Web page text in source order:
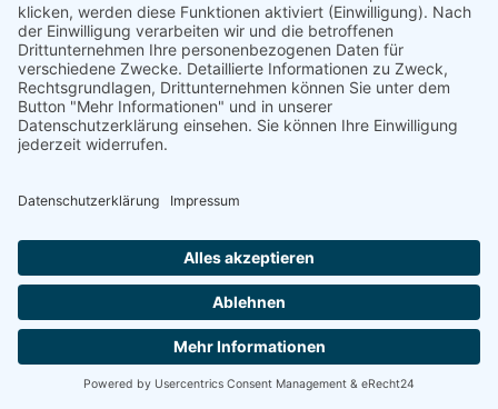
Weiterbildungsmöglichkeiten
JobRad
EGYM Wellpass
Interessiert?
Bitte senden Sie Ihre vollständigen
Firma HolzVogel GmbH
97531 Obertheres
gf@holzvogel.de/ 📞 09521 95 10 70